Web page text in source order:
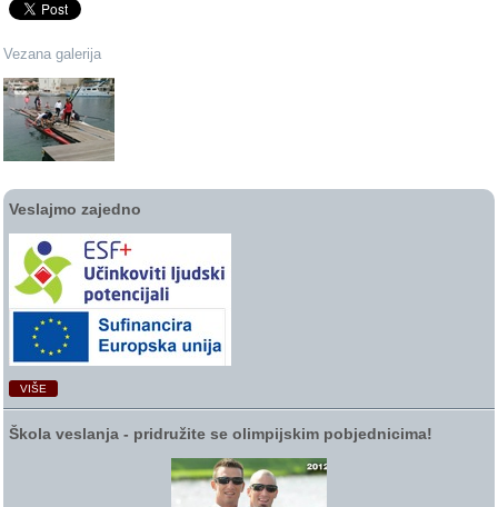
Vezana galerija
Veslajmo zajedno
VIŠE
Škola veslanja ‑ pridružite se olimpijskim pobjednicima!